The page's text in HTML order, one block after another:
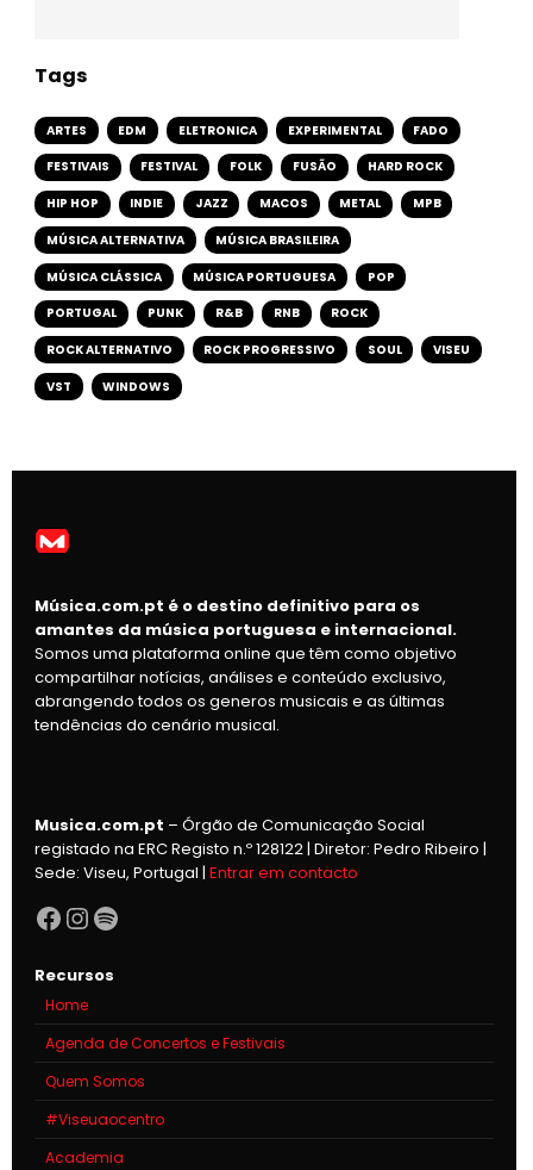
Tags
ARTES EDM ELETRONICA EXPERIMENTAL FADO
FESTIVAIS FESTIVAL FOLK FUSÃO HARD ROCK
HIP HOP INDIE JAZZ MACOS METAL MPB
MÚSICA ALTERNATIVA MÚSICA BRASILEIRA
MÚSICA CLÁSSICA MÚSICA PORTUGUESA POP
PORTUGAL PUNK R&B RNB ROCK
ROCK ALTERNATIVO ROCK PROGRESSIVO SOUL VISEU
VST WINDOWS
Música.com.pt é o destino definitivo para os
amantes da música portuguesa e internacional.
Somos uma plataforma online que têm como objetivo
compartilhar notícias, análises e conteúdo exclusivo,
abrangendo todos os generos musicais e as últimas
tendências do cenário musical.
Musica.com.pt – Órgão de Comunicação Social
registado na ERC Registo n.º 128122 | Diretor: Pedro Ribeiro |
Sede: Viseu, Portugal |Entrar em contacto
Facebook
Instagram
Spotify
Recursos
Home
Agenda de Concertos e Festivais
Quem Somos
#Viseuaocentro
Academia